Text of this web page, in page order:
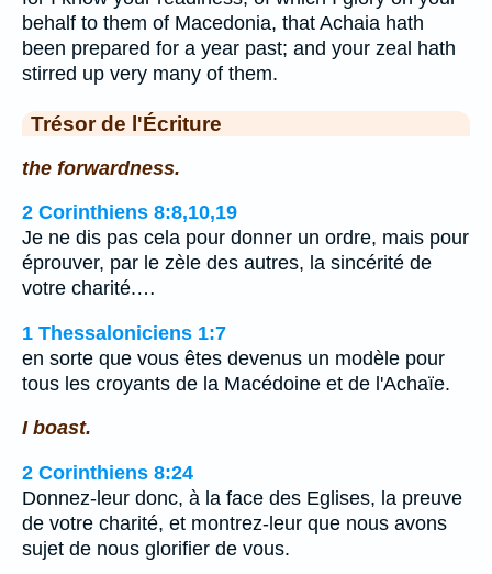
behalf to them of Macedonia, that Achaia hath
been prepared for a year past; and your zeal hath
stirred up very many of them.
Trésor de l'Écriture
the forwardness.
2 Corinthiens 8:8,10,19
Je ne dis pas cela pour donner un ordre, mais pour
éprouver, par le zèle des autres, la sincérité de
votre charité.…
1 Thessaloniciens 1:7
en sorte que vous êtes devenus un modèle pour
tous les croyants de la Macédoine et de l'Achaïe.
I boast.
2 Corinthiens 8:24
Donnez-leur donc, à la face des Eglises, la preuve
de votre charité, et montrez-leur que nous avons
sujet de nous glorifier de vous.